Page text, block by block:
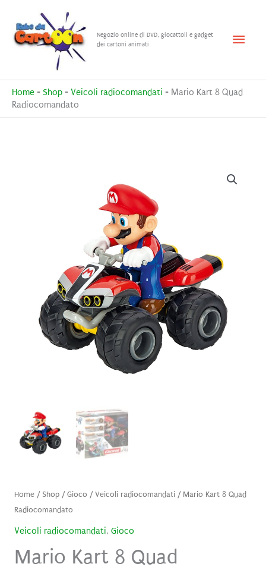
contenuto
Negozio online di DVD, giocattoli e gadget
dei cartoni animati
Menu
Home - Shop - Veicoli radiocomandati - Mario Kart 8 Quad
Radiocomandato
Home/ Shop/Gioco /Veicoli radiocomandati/ Mario Kart 8 Quad
Radiocomandato
Veicoli radiocomandati, Gioco
Mario Kart 8 Quad